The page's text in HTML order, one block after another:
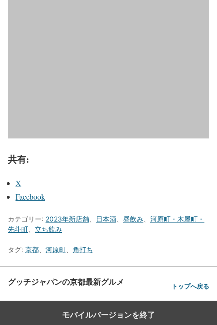
共有:
X
Facebook
カテゴリー: 2023年新店舗 日本酒 昼飲み
河原町・木屋町・
先斗町
立ち飲み
タグ: 京都 河原町 角打ち
グッチジャパンの京都最新グルメ トップへ戻る
モバイルバージョンを終了